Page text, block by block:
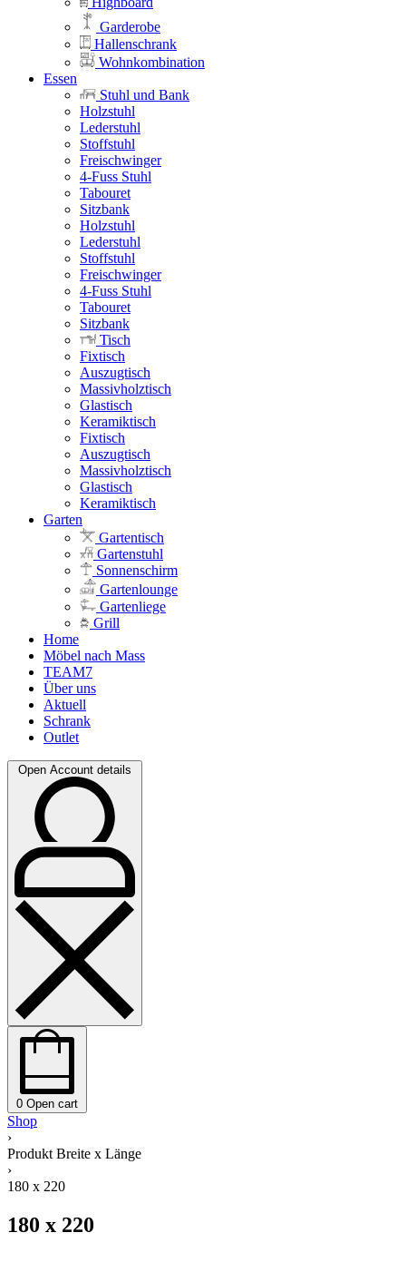
Garderobe
Hallenschrank
Wohnkombination
Essen
Stuhl und Bank
Holzstuhl
Lederstuhl
Stoffstuhl
Freischwinger
4-Fuss Stuhl
Tabouret
Sitzbank
Holzstuhl
Lederstuhl
Stoffstuhl
Freischwinger
4-Fuss Stuhl
Tabouret
Sitzbank
Tisch
Fixtisch
Auszugtisch
Massivholztisch
Glastisch
Keramiktisch
Fixtisch
Auszugtisch
Massivholztisch
Glastisch
Keramiktisch
Garten
Gartentisch
Gartenstuhl
Sonnenschirm
Gartenlounge
Gartenliege
Grill
Home
Möbel nach Mass
TEAM7
Über uns
Aktuell
Schrank
Outlet
Open Account details
0 Open cart
Shop
›
Produkt Breite x Länge
›
180 x 220
180 x 220